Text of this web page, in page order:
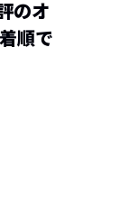
のオ
順で